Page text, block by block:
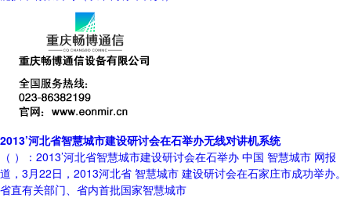
2013’河北省智慧城市建设研讨会在石举办无线对讲机系统
（ ）：2013’河北省智慧城市建设研讨会在石举办 中国 智慧城市 网报
道，3月22日，2013河北省 智慧城市 建设研讨会在石家庄市成功举办。
省直有关部门、省内首批国家智慧城市